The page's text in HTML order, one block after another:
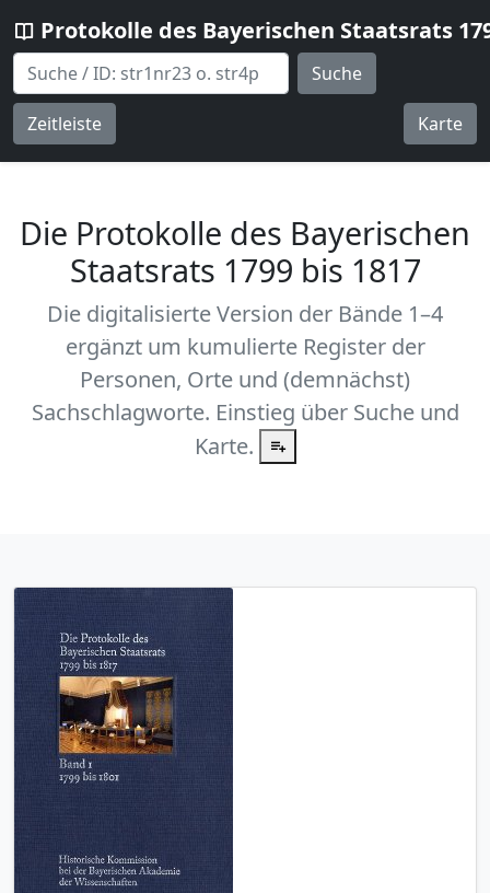
Protokolle des Bayerischen Staatsrats
Suche
Zeitleiste Karte
Die Protokolle des Bayerischen
Staatsrats 1799 bis 1817
Die digitalisierte Version der Bände 1–4
ergänzt um kumulierte Register der
Personen, Orte und (demnächst)
Sachschlagworte. Einstieg über Suche und
Karte.